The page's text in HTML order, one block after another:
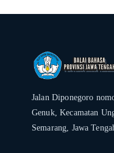
Jalan Diponegoro
Genuk, Kecamatan
Semarang, Jawa